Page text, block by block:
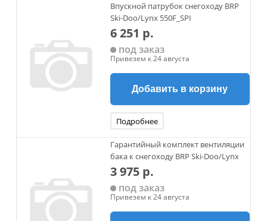
Впускной патрубок снегоходу BRP
Ski-Doo/Lynx 550F_SPI
6 251 р.
под заказ
Привезем к 24 августа
Добавить в корзину
Подробнее
Гарантийный комплект вентиляции
бака к снегоходу BRP Ski-Doo/Lynx
3 975 р.
под заказ
Привезем к 24 августа